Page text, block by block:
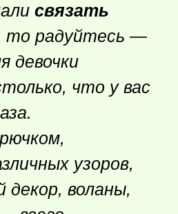
связать
то радуйтесь —
девочки
что у вас
узоров,
воланы,